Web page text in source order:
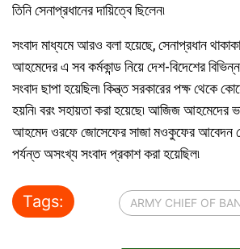
তিনি সেনাপ্রধানের দায়িত্বে ছিলেন৷
সংবাদ মাধ্যমে আরও বলা হয়েছে, সেনাপ্রধান
আহমেদের এ সব কর্মকান্ড নিয়ে দেশ-বিদেশের
সংবাদ ছাপা হয়েছিল৷ কিন্ত্ত সরকারের পক্ষ থেকে
হয়নি৷ বরং সহায়তা করা হয়েছে৷ আজিজ আহমেদের
আহমেদ ওরফে জোসেফের সাজা মওকুফের আবেদন
পর্যন্ত অসংখ্য সংবাদ প্রকাশ করা হয়েছিল৷
Tags: ARMY CHIEF OF